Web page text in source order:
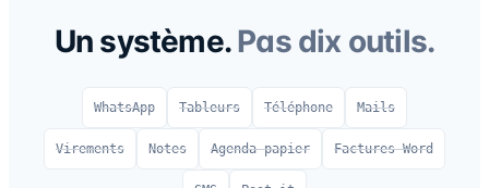
Un système.Pas dix outils.
WhatsApp Tableurs Téléphone Mails
Virements Notes Agenda papier Factures Word